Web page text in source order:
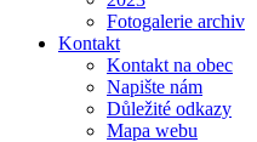
Fotogalerie archiv
Kontakt
Kontakt na obec
Napište nám
Důležité odkazy
Mapa webu